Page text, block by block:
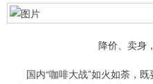
降价、卖身
国内“咖啡大战”如火如荼，既